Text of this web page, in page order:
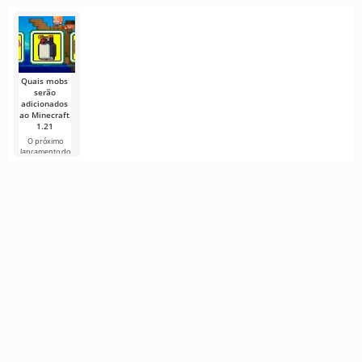
Imagine: você
joga há anos
no seu
servidor
Quais mobs
serão
adicionados
ao Minecraft
1.21
O próximo
lançamento do